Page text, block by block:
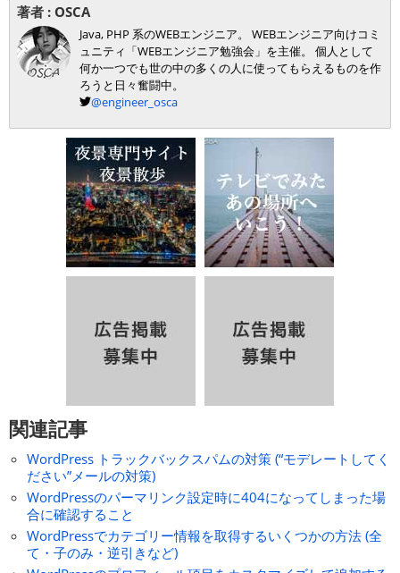
著者 : OSCA
Java, PHP 系のWEBエンジニア。 WEBエンジニア向けコミ
ュニティ「WEBエンジニア勉強会」を主催。 個人として
何か一つでも世の中の多くの人に使ってもらえるものを作
ろうと日々奮闘中。
@engineer_osca
関連記事
WordPress トラックバックスパムの対策 (“モデレートしてく
ださい”メールの対策)
WordPressのパーマリンク設定時に404になってしまった場
合に確認すること
WordPressでカテゴリー情報を取得するいくつかの方法 (全
て・子のみ・逆引きなど)